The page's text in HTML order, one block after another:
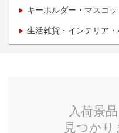
キーホルダー・マスコ
生活雑貨・インテリア・